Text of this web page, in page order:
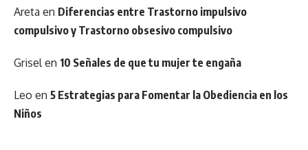
Areta en Diferencias entre Trastorno impulsivo
compulsivo y Trastorno obsesivo compulsivo
Grisel en 10 Señales de que tu mujer te engaña
Leo en 5 Estrategias para Fomentar la Obediencia en los
Niños